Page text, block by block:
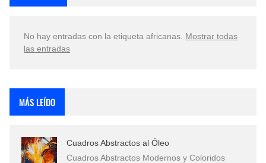
San Valentín Dibujos a Lápiz del 14 de Febrero
El mundo del arte en pintura surrealista
No hay entradas con la etiqueta africanas Mostrar todas
las entradas
MÁS LEÍDO
Cuadros Abstractos al Óleo
Cuadros Abstractos Modernos y Coloridos